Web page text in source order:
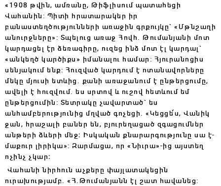
«1908 թվին, ամռանը, Թիֆլիսում պատահեցի
Վահանին: Պիտի հրատարակեր իր
բանաստեղծությունների առաջին գրքույկը` «Մթնշաղի
անուրջները»: Տպելուց առաջ Հովհ. Թումանյանի մոտ
կարդացել էր ձեռագիրը, ուզեց ինձ մոտ էլ կարդալ`
«անկեղծ կարծիքս» իմանալու համար: Հյուրանոցիս
սենյակում ենք: Հուզված կարդում է ոտանավորները
մեկը մյուսի ետևից. քանի առաջանում է ընթերցումը,
ավելի է հուզվում. ես սրտով և ուշով հետևում եմ
ընթերցումին: Տետրակը չավարտած` ես
անհամբերությունից մղված գոչեցի. «Կեցցե՛ս, Վանիկ
ջան, հրաշալի բաներ են, բյուրեղացած զգացումներ
անթերի ձևերի մեջ։ Իսկական քնարարգությունը սա է-
մաքուր լիրիկա»: Զարմացա, որ «Նիւրա»-ից այստեղ
ոչինչ չկար։
Վահանի նիրհուն աչքերը փայլատակեցին
ուրախությամբ. «Հ․Թումանյանն էլ շատ հավանեց: